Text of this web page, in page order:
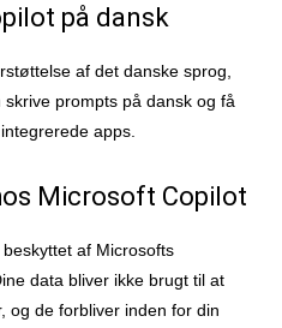
på dansk
af det danske sprog,
prompts på dansk og få
apps.
Microsoft Copilot
af Microsofts
data bliver ikke brugt til at
og de forbliver inden for din